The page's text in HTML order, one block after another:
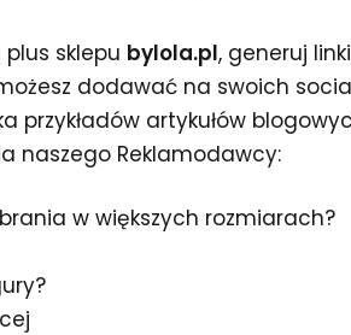
sklepu bylola.pl, generuj
dodawać na swoich
przykładów artykułów
naszego Reklamodawcy:
w większych rozmiarach?